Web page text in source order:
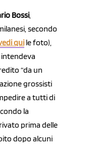
Bossi,
secondo
qui le foto),
“da un
grossisti
a tutti di
la
prima delle
dopo alcuni